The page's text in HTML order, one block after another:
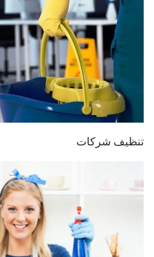
تنظيف شركات